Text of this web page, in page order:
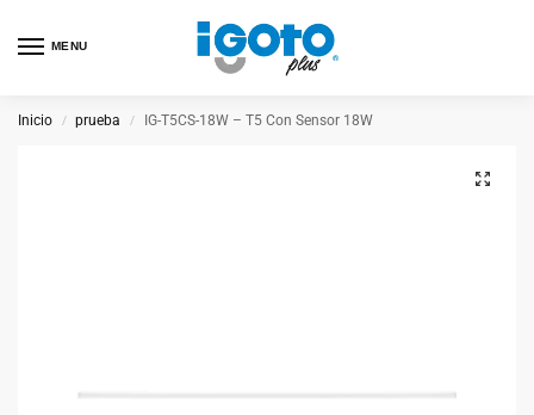
MENU
Inicio / prueba / IG-T5CS-18W – T5 Con Sensor 18W